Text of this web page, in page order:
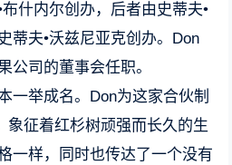
什内尔创办，后者由史蒂夫•
蒂夫•沃兹尼亚克创办。Don
公司的董事会任职。
一举成名。Don为这家合伙制
象征着红杉树顽强而长久的生
一样，同时也传达了一个没有